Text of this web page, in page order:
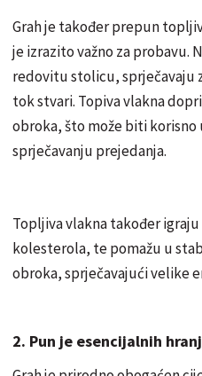
Grah je također prepun
je izrazito važno za probavu.
redovitu stolicu, sprječavaju
tok stvari. Topiva vlakna
obroka, što može biti
sprječavanju prejedanja.
Topljiva vlakna također
kolesterola, te pomažu u
obroka, sprječavajući velike
2. Pun je esencijalnih